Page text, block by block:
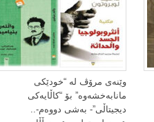
وێنەی مرۆڤ لە “خودێکی
مانابەخشەوە” بۆ “کاڵایەکی
دیجیتاڵی”- بەشی دووەم-..